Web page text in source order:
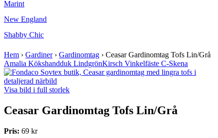
Marint
New England
Shabby Chic
Hem › Gardiner› Gardinomtag › Ceasar Gardinomtag Tofs Lin/Grå
Amalia Kökshandduk LindgrönKirsch Vinkelfäste C-Skena
Visa bild i full storlek
Ceasar Gardinomtag Tofs Lin/Grå
Pris: 69 kr